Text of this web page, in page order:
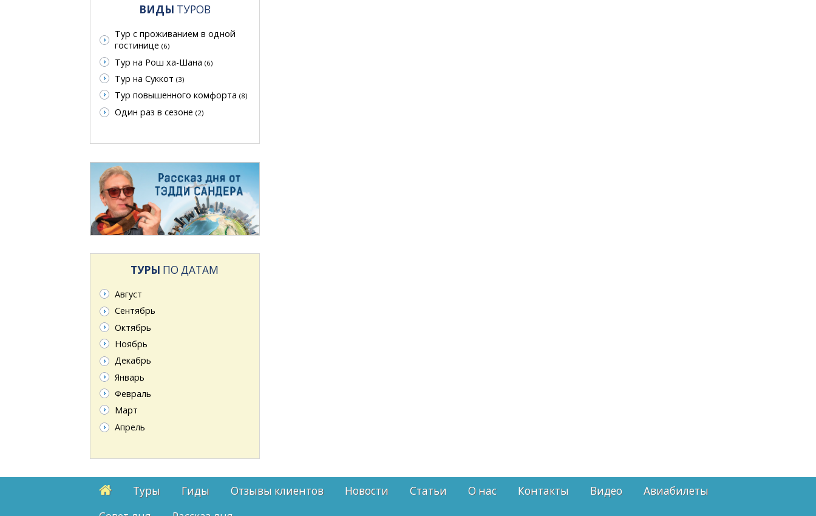
ВИДЫ ТУРОВ
Тур с проживанием в одной
гостинице (6)
Тур на Рош ха-Шана (6)
Тур на Суккот (3)
Тур повышенного комфорта (8)
Один раз в сезоне (2)
ТУРЫ ПО ДАТАМ
Август
Сентябрь
Октябрь
Ноябрь
Декабрь
Январь
Февраль
Март
Апрель
Туры Гиды Отзывы клиентов Новости Статьи О нас Контакты Видео
Авиабилеты